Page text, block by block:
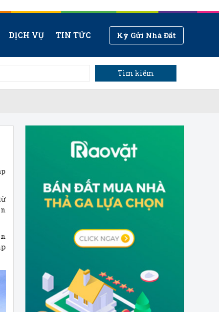
DỊCH VỤ TIN TỨC Ký Gửi Nhà Đất
Tìm kiếm